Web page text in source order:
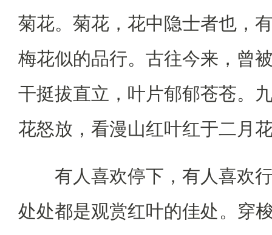
菊花。菊花，花中隐士者也，
梅花似的品行。古往今来，曾
干挺拔直立，叶片郁郁苍苍。
花怒放，看漫山红叶红于二月
有人喜欢停下，有人喜欢行
处处都是观赏红叶的佳处。穿